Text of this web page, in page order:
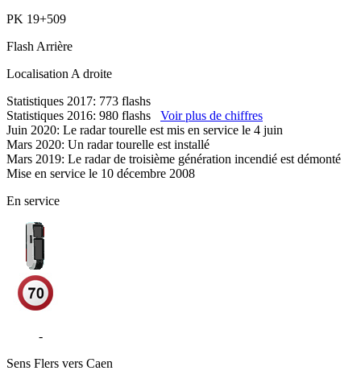
PK 19+509
Flash Arrière
Localisation A droite
Statistiques 2017: 773 flashs
Statistiques 2016: 980 flashs Voir plus de chiffres
Juin 2020: Le radar tourelle est mis en service le 4 juin
Mars 2020: Un radar tourelle est installé
Mars 2019: Le radar de troisième génération incendié est démonté
Mise en service le 10 décembre 2008
En service
-
Sens Flers vers Caen